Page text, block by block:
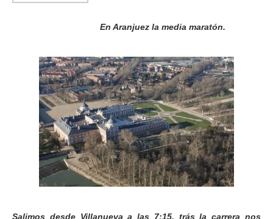
En Aranjuez la media maratón.
Salimos desde Villanueva a las 7:15, trás la carrera nos